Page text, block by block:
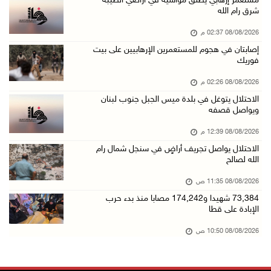
08/آب/2026 11:04 ص
73,384 شهيدا و174,242 مصابا منذ بدء حرب الإبا ...
08/آب/2026 10:50 ص
قوات الاحتلال تجري تحقيقات ميدانية مع عشرات ا ...
08/آب/2026 10:18 ص
تقرير: خطاب الكراهية والتحريض يتصاعد في أوساط ...
08/آب/2026 09:38 ص
3 إصابات برصاص الاحتلال شمال خان يونس
ارتفاع أسعار النفط
شرق رام الله
08/08/2026 02:37 م
إصابتان في هجوم للمستعمرين الإرهابيين على بيت
فوريك
08/08/2026 02:26 م
الاحتلال يتوغل في بلدة ميس الجبل جنوب لبنان
ويواصل قصفه
08/08/2026 12:39 م
الاحتلال يواصل تجريف أراضٍ في سنجل شمال رام
الله لصالح
08/08/2026 11:35 ص
73,384 شهيدا و174,242 مصابا منذ بدء حرب
الإبادة على قطا
08/08/2026 10:50 ص